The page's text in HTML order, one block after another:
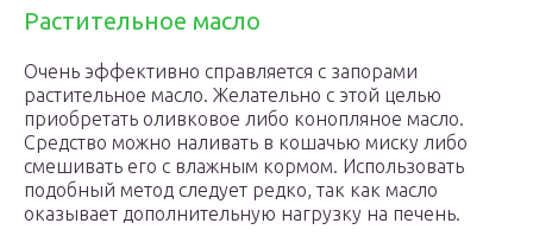
Растительное масло
Очень эффективно справляется с запорами
растительное масло. Желательно с этой целью
приобретать оливковое либо конопляное масло.
Средство можно наливать в кошачью миску либо
смешивать его с влажным кормом. Использовать
подобный метод следует редко, так как масло
оказывает дополнительную нагрузку на печень.